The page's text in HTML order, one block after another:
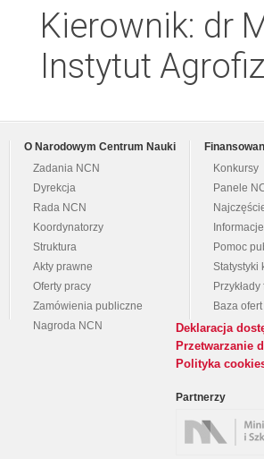
Kierownik: dr
Instytut
O Narodowym Centrum Nauki
Zadania NCN
Dyrekcja
Rada NCN
Koordynatorzy
Struktura
Akty prawne
Oferty pracy
Zamówienia publiczne
Nagroda NCN
Konkursy
Panele
Pomoc
Statystyki
Baza
Deklaracja
Przetwarzanie
Polityka
Partnerzy